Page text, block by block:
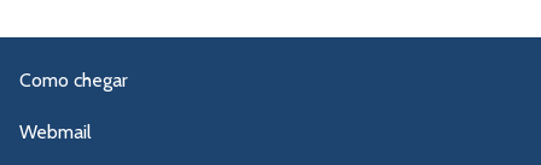
Como chegar
Webmail